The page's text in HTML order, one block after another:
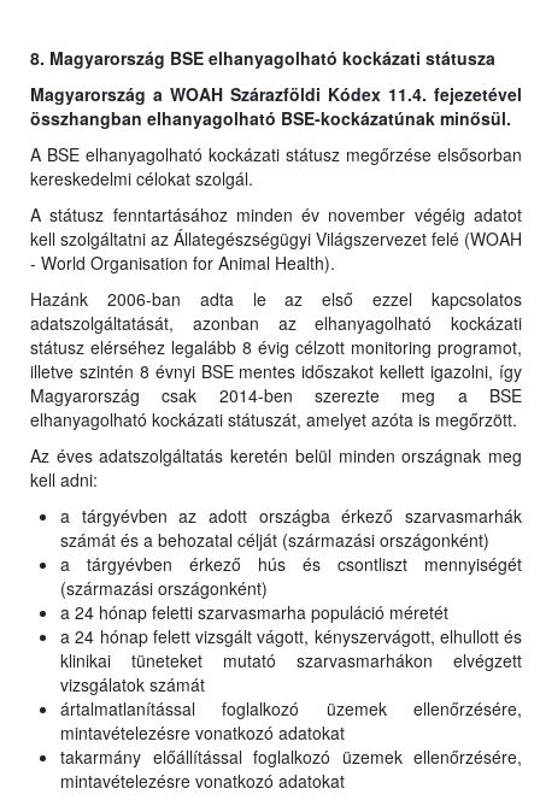
8. Magyarország BSE elhanyagolható kockázati státusza
Magyarország a WOAH Szárazföldi Kódex 11.4. fejezetével
összhangban elhanyagolható BSE-kockázatúnak minősül.
A BSE elhanyagolható kockázati státusz megőrzése elsősorban
kereskedelmi célokat szolgál.
A státusz fenntartásához minden év november végéig adatot
kell szolgáltatni az Állategészségügyi Világszervezet felé (WOAH
- World Organisation for Animal Health).
Hazánk 2006-ban adta le az első ezzel kapcsolatos
adatszolgáltatását, azonban az elhanyagolható kockázati
státusz elérséhez legalább 8 évig célzott monitoring programot,
illetve szintén 8 évnyi BSE mentes időszakot kellett igazolni, így
Magyarország csak 2014-ben szerezte meg a BSE
elhanyagolható kockázati státuszát, amelyet azóta is megőrzött.
Az éves adatszolgáltatás keretén belül minden országnak meg
kell adni:
a tárgyévben az adott országba érkező szarvasmarhák
számát és a behozatal célját (származási országonként)
a tárgyévben érkező hús és csontliszt mennyiségét
(származási országonként)
a 24 hónap feletti szarvasmarha populáció méretét
a 24 hónap felett vizsgált vágott, kényszervágott, elhullott és
klinikai tüneteket mutató szarvasmarhákon elvégzett
vizsgálatok számát
ártalmatlanítással foglalkozó üzemek ellenőrzésére,
mintavételezésre vonatkozó adatokat
takarmány előállítással foglalkozó üzemek ellenőrzésére,
mintavételezésre vonatkozó adatokat